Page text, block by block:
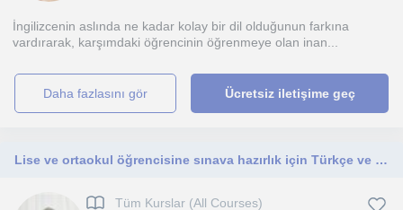
İngilizcenin aslında ne kadar kolay bir dil olduğunun farkına
vardırarak, karşımdaki öğrencinin öğrenmeye olan inan...
daha fazlasını gör Ücretsiz iletişime geç
Lise ve ortaokul öğrencisine sınava hazırlık için Türkçe ve edebiyat dersi veriyorum
Tüm Kurslar (All Courses)